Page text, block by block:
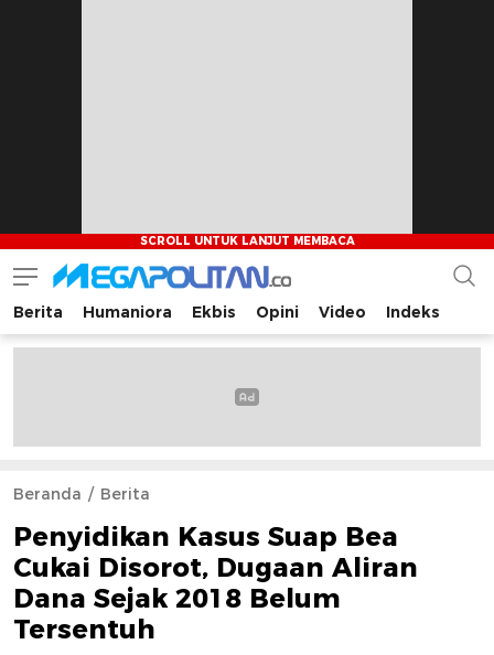
Megapolitan.co
Menyajikan berita-berita fakta bagi pembaca
Berita Humaniora Ekbis Opini Video Indeks
Beranda Berita
Penyidikan Kasus Suap Bea
Cukai Disorot, Dugaan Aliran
Dana Sejak 2018 Belum
Tersentuh